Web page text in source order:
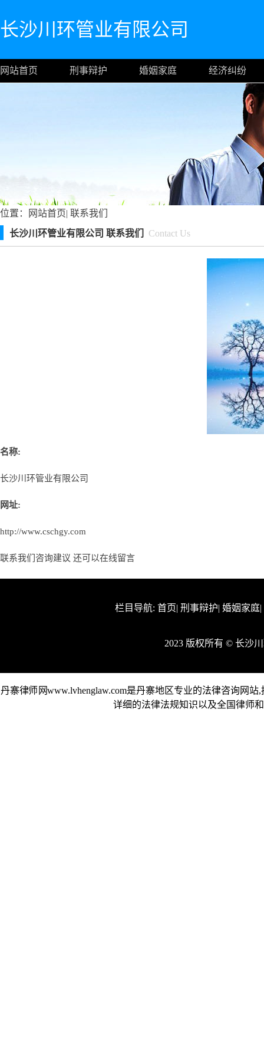
长沙川环管业有限公司
网站首页 刑事辩护 婚姻家庭 经济纠纷
位置： 网站首页| 联系我们
长沙川环管业有限公司 联系我们
Contact Us
名称:
长沙川环管业有限公司
网址:
http://www.cschgy.com
联系我们咨询建议 还可以在线留言
栏目导航:首页|刑事辩护|婚姻家庭|
2023 版权所有 © 长沙
丹寨律师网www.lvhenglaw.com是丹寨地区专业的法律咨询网
详细的法律法规知识以及全国律师